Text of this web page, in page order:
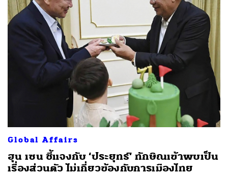
Global Affairs
ฮุน เซน ชี้แจงกับ ‘ประยุทธ์’ ทักษิณเข้าพบเป็น
เรื่องส่วนตัว ไม่เกี่ยวข้องกับการเมืองไทย